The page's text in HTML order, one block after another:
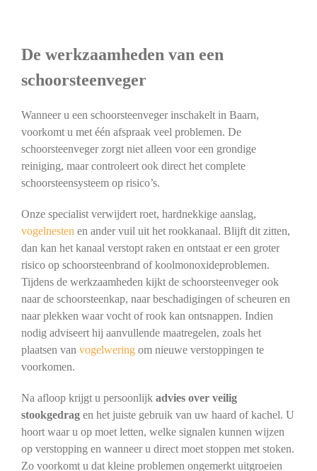
De werkzaamheden van een
schoorsteenveger
Wanneer u een schoorsteenveger inschakelt in Baarn,
voorkomt u met één afspraak veel problemen. De
schoorsteenveger zorgt niet alleen voor een grondige
reiniging, maar controleert ook direct het complete
schoorsteensysteem op risico’s.
Onze specialist verwijdert roet, hardnekkige aanslag,
vogelnesten en ander vuil uit het rookkanaal. Blijft dit zitten,
dan kan het kanaal verstopt raken en ontstaat er een groter
risico op schoorsteenbrand of koolmonoxideproblemen.
Tijdens de werkzaamheden kijkt de schoorsteenveger ook
naar de schoorsteenkap, naar beschadigingen of scheuren en
naar plekken waar vocht of rook kan ontsnappen. Indien
nodig adviseert hij aanvullende maatregelen, zoals het
plaatsen van vogelweringom nieuwe verstoppingen te
voorkomen.
Na afloop krijgt u persoonlijk advies over veilig
stookgedragen het juiste gebruik van uw haard of kachel. U
hoort waar u op moet letten, welke signalen kunnen wijzen
op verstopping en wanneer u direct moet stoppen met stoken.
Zo voorkomt u dat kleine problemen ongemerkt uitgroeien